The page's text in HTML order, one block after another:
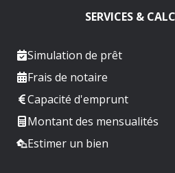
SERVICES &
Simulation de prêt
Frais de notaire
Capacité d'emprunt
Montant des mensualités
Estimer un bien